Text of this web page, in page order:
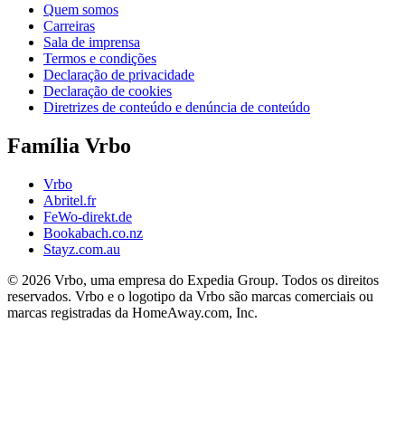
Quem somos
Carreiras
Sala de imprensa
Termos e condições
Declaração de privacidade
Declaração de cookies
Diretrizes de conteúdo e denúncia de conteúdo
Família Vrbo
Vrbo
Abritel.fr
FeWo-direkt.de
Bookabach.co.nz
Stayz.com.au
© 2026 Vrbo, uma empresa do Expedia Group. Todos os direitos
reservados. Vrbo e o logotipo da Vrbo são marcas comerciais ou
marcas registradas da HomeAway.com, Inc.